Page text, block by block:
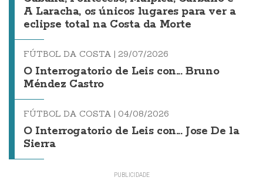
A Laracha, os únicos lugares para ver a
eclipse total na Costa da Morte
FÚTBOL DA COSTA | 29/07/2026
O Interrogatorio de Leis con... Bruno
Méndez Castro
FÚTBOL DA COSTA | 04/08/2026
O Interrogatorio de Leis con... Jose De la
Sierra